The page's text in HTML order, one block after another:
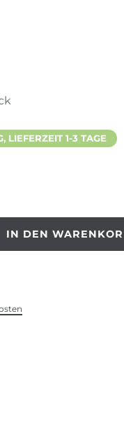
LIEFERZEIT 1-3 TAGE
IN DEN